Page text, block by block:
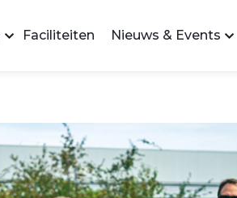
Faciliteiten Nieuws & Events